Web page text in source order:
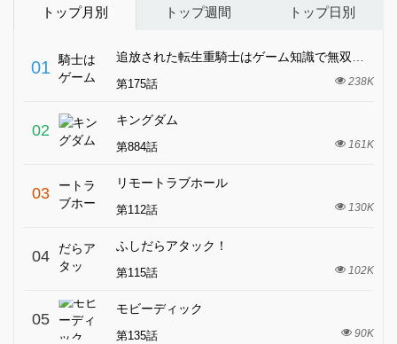
トップ月別 トップ週間 トップ日別
01
追放された転生重騎士はゲーム知識で無双する
第175話 238K
02
キングダム
第884話 161K
03
リモートラブホール
第112話 130K
04
ふしだらアタック！
第115話 102K
05
モビーディック
第135話 90K